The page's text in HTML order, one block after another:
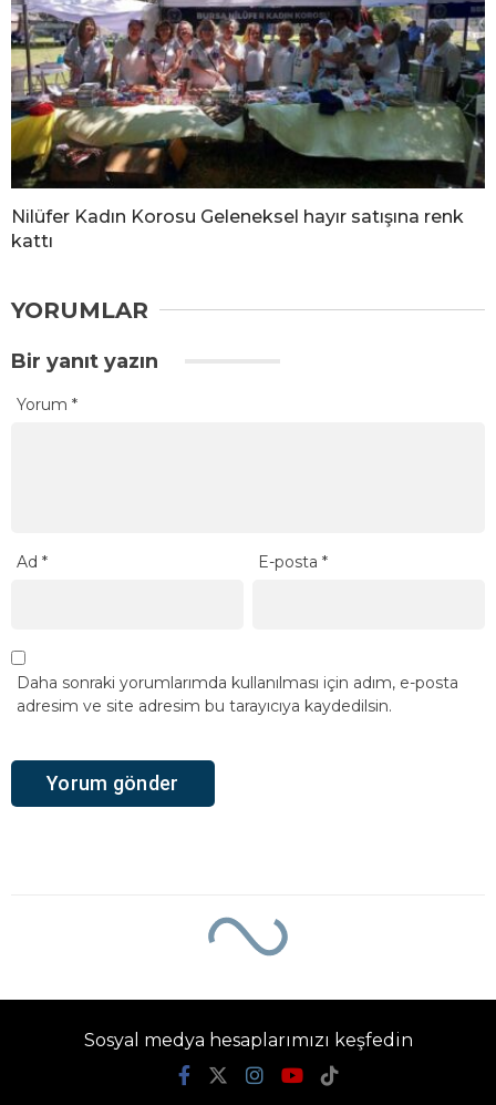
Nilüfer Kadın Korosu Geleneksel hayır satışına renk
kattı
YORUMLAR
Bir yanıt yazın
Yorum *
Ad * E-posta*
Daha sonraki yorumlarımda kullanılması için adım, e-posta
adresim ve site adresim bu tarayıcıya kaydedilsin.
Çocuk Yaşta Müzik
Dünyasına Adım Attı
Nisanur Artık “Nisella”